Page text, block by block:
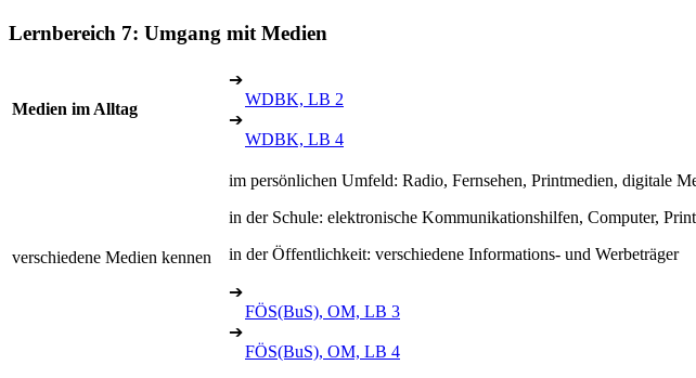
Lernbereich 7: Umgang mit Medien
Medien im Alltag
➔
WDBK, LB 2
➔
WDBK, LB 4
verschiedene Medien kennen
im persönlichen Umfeld: Radio, Fernsehen, Printmedien, digitale
in der Schule: elektronische Kommunikationshilfen, Computer,
in der Öffentlichkeit: verschiedene Informations- und Werbeträger
➔
FÖS(BuS), OM, LB 3
➔
FÖS(BuS), OM, LB 4